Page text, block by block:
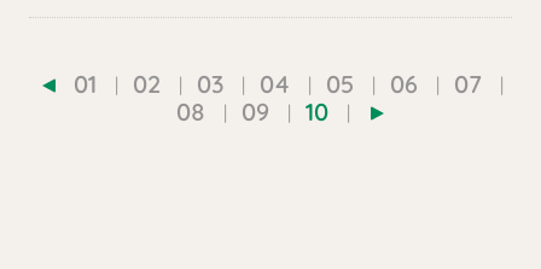
01 02 03 04 05 06
07
08
09 10